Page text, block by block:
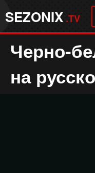
SEZONIX .TV
Черно-
на